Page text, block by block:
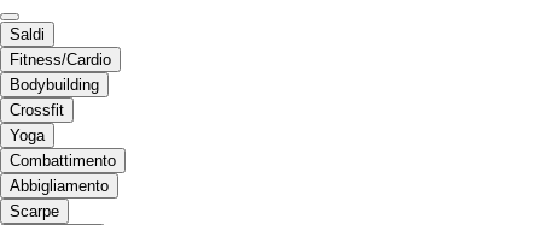
Saldi
Fitness/Cardio
Bodybuilding
Crossfit
Yoga
Combattimento
Abbigliamento
Scarpe